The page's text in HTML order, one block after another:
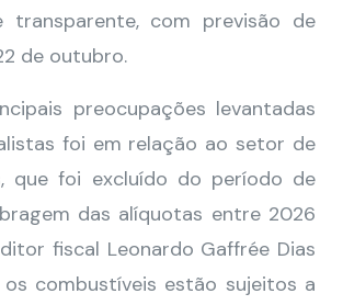
transparente, com previsão de
de outubro.
preocupações levantadas
foi em relação ao setor de
que foi excluído do período de
das alíquotas entre 2026
fiscal Leonardo Gaffrée Dias
combustíveis estão sujeitos a